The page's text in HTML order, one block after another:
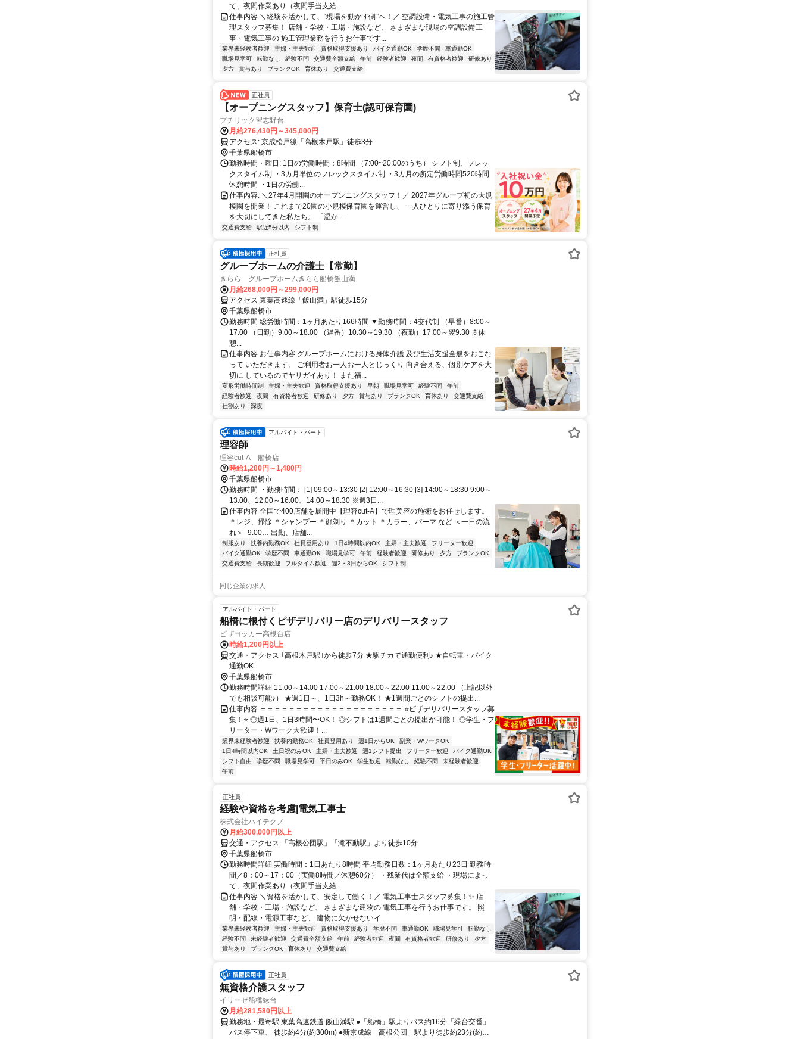
て、夜間作業あり（夜間手当支給...
仕事内容 ＼経験を活かして、“現場を動かす側”へ！／ 空調設備・電気工事の施工管
理スタッフ募集！ 店舗・学校・工場・施設など、 さまざまな現場の空調設備工
事・電気工事の 施工管理業務を行うお仕事です...
業界未経験者歓迎 主婦・主夫歓迎 資格取得支援あり バイク通勤OK 学歴不問
車通勤OK
職場見学可
転勤なし 経験不問 交通費全額支給 午前 経験者歓迎 夜間 有資格者歓迎
研修あり
夕方
賞与あり ブランクOK 育休あり 交通費支給
正社員
【オープニングスタッフ】保育士(認可保育園)
プチリック習志野台
月給276,430円～345,000円
アクセス: 京成松戸線「高根木戸駅」徒歩3分
千葉県船橋市
勤務時間・曜日: 1日の労働時間：8時間 （7:00~20:00のうち） シフト制、フレッ
クスタイム制 ・3カ月単位のフレックスタイム制 ・3カ月の所定労働時間520時間
休憩時間 ・1日の労働...
仕事内容: ＼27年4月開園のオープンニングスタッフ！／ 2027年グループ初の大規
模園を開業！ これまで20園の小規模保育園を運営し、 一人ひとりに寄り添う保育
を大切にしてきた私たち。 「温か...
交通費支給 駅近5分以内 シフト制
正社員
グループホームの介護士【常勤】
きらら グループホームきらら船橋飯山満
月給268,000円～299,000円
アクセス 東葉高速線「飯山満」駅徒歩15分
千葉県船橋市
勤務時間 総労働時間：1ヶ月あたり166時間 ▼勤務時間：4交代制 （早番）8:00～
17:00 （日勤）9:00～18:00 （遅番）10:30～19:30 （夜勤）17:00～翌9:30 ※休
憩...
仕事内容 お仕事内容 グループホームにおける身体介護 及び生活支援全般をおこな
って いただきます。 ご利用者お一人お一人とじっくり 向き合える、個別ケアを大
切に しているのでヤリガイあり！ また福...
変形労働時間制 主婦・主夫歓迎 資格取得支援あり 早朝 職場見学可 経験不問
午前
経験者歓迎
夜間 有資格者歓迎 研修あり 夕方 賞与あり ブランクOK 育休あり
交通費支給
社割あり
深夜
アルバイト・パート
理容師
理容cut-A 船橋店
時給1,280円～1,480円
千葉県船橋市
勤務時間 ・勤務時間： [1] 09:00～13:30 [2] 12:00～16:30 [3] 14:00～18:30 9:00～
13:00、12:00～16:00、14:00～18:30 ※週3日...
仕事内容 全国で400店舗を展開中【理容cut-A】で理美容の施術をお任せします。
＊レジ、掃除 ＊シャンプー ＊顔剃り ＊カット ＊カラー、パーマ など ＜一日の流
れ＞- 9:00… 出勤、店舗...
制服あり 扶養内勤務OK 社員登用あり 1日4時間以内OK 主婦・主夫歓迎
フリーター歓迎
バイク通勤OK
学歴不問 車通勤OK 職場見学可 午前 経験者歓迎 研修あり 夕方
ブランクOK
交通費支給
長期歓迎 フルタイム歓迎 週2・3日からOK シフト制
同じ企業の求人
アルバイト・パート
船橋に根付くピザデリバリー店のデリバリースタッフ
ピザヨッカー高根台店
時給1,200円以上
交通・アクセス ｢高根木戸駅｣から徒歩7分 ★駅チカで通勤便利♪ ★自転車・バイク
通勤OK
千葉県船橋市
勤務時間詳細 11:00～14:00 17:00～21:00 18:00～22:00 11:00～22:00 （上記以外
でも相談可能♪） ★週1日～、1日3h～勤務OK！ ★1週間ごとのシフトの提出...
仕事内容 ＝＝＝＝＝＝＝＝＝＝＝＝＝＝＝＝＝＝＝＝ ⭐ピザデリバリースタッフ募
集！⭐ ◎週1日、1日3時間〜OK！ ◎シフトは1週間ごとの提出が可能！ ◎学生・フ
リーター・Wワーク大歓迎！...
業界未経験者歓迎 扶養内勤務OK 社員登用あり 週1日からOK
副業・WワークOK
1日4時間以内OK
土日祝のみOK 主婦・主夫歓迎 週1シフト提出 フリーター歓迎
バイク通勤OK
シフト自由
学歴不問 職場見学可 平日のみOK 学生歓迎 転勤なし 経験不問
未経験者歓迎
午前
正社員
経験や資格を考慮|電気工事士
株式会社ハイテクノ
月給300,000円以上
交通・アクセス 「高根公団駅」「滝不動駅」より徒歩10分
千葉県船橋市
勤務時間詳細 実働時間：1日あたり8時間 平均勤務日数：1ヶ月あたり23日 勤務時
間／8：00～17：00（実働8時間／休憩60分） ・残業代は全額支給 ・現場によっ
て、夜間作業あり（夜間手当支給...
仕事内容 ＼資格を活かして、安定して働く！／ 電気工事士スタッフ募集！✨ 店
舗・学校・工場・施設など、 さまざまな建物の 電気工事を行うお仕事です。 照
明・配線・電源工事など、 建物に欠かせないイ...
業界未経験者歓迎 主婦・主夫歓迎 資格取得支援あり 学歴不問 車通勤OK 職場見学可
転勤なし
経験不問
未経験者歓迎 交通費全額支給 午前 経験者歓迎 夜間 有資格者歓迎 研修あり
夕方
賞与あり
ブランクOK 育休あり 交通費支給
正社員
無資格介護スタッフ
イリーゼ船橋緑台
月給281,580円以上
勤務地・最寄駅 東葉高速鉄道 飯山満駅 ●「船橋」駅よりバス約16分「緑台交番」
バス停下車、 徒歩約4分(約300m) ●新京成線「高根公団」駅より徒歩約23分(約